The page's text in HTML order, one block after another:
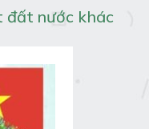
đất nước khác